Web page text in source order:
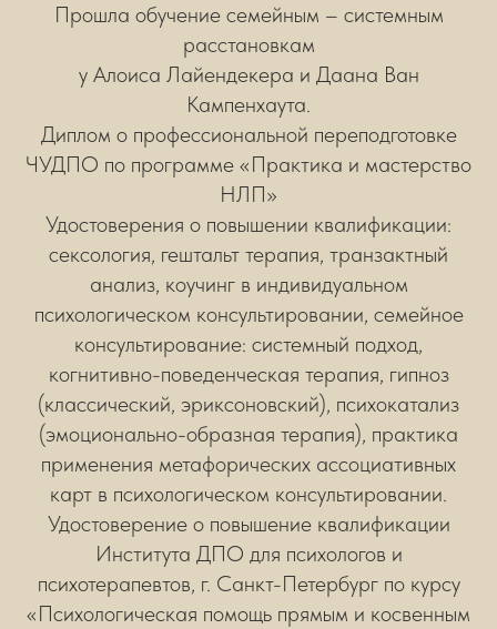
Прошла обучение семейным – системным
расстановкам
у Алоиса Лайендекера и Даана Ван
Кампенхаута.
Диплом о профессиональной переподготовке
ЧУДПО по программе «Практика и мастерство
НЛП»
Удостоверения о повышении квалификации:
сексология, гештальт терапия, транзактный
анализ, коучинг в индивидуальном
психологическом консультировании, семейное
консультирование: системный подход,
когнитивно-поведенческая терапия, гипноз
(классический, эриксоновский), психокатализ
(эмоционально-образная терапия), практика
применения метафорических ассоциативных
карт в психологическом консультировании.
Удостоверение о повышение квалификации
Института ДПО для психологов и
психотерапевтов, г. Санкт-Петербург по курсу
«Психологическая помощь прямым и косвенным